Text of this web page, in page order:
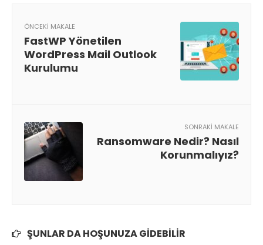
ÖNCEKI MAKALE
FastWP Yönetilen
WordPress Mail Outlook
Kurulumu
SONRAKI MAKALE
Ransomware Nedir? Nasıl
Korunmalıyız?
ŞUNLAR DA HOŞUNUZA GIDEBILIR